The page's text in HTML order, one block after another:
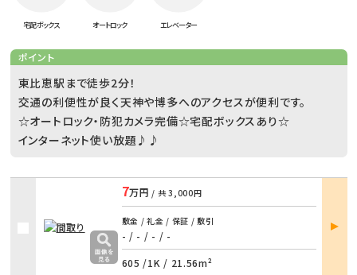
宅配ボックス オートロック エレベーター
ポイント
東比恵駅まで徒歩2分！
交通の利便性が良く天神や博多へのアクセスが便利です。
☆オートロック・防犯カメラ完備☆宅配ボックスあり☆
インターネット使い放題♪♪
7万円 / 共3,000円
敷金 / 礼金 / 保証 / 敷引
- / - / - / -
605 /1K / 21.56m²
部屋
詳細